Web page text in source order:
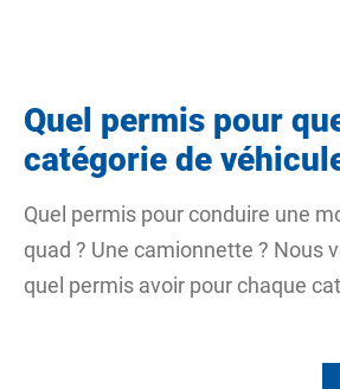
Quel permis pour
catégorie de
Quel permis pour conduire une
quad ? Une camionnette ? Nous
quel permis avoir pour chaque